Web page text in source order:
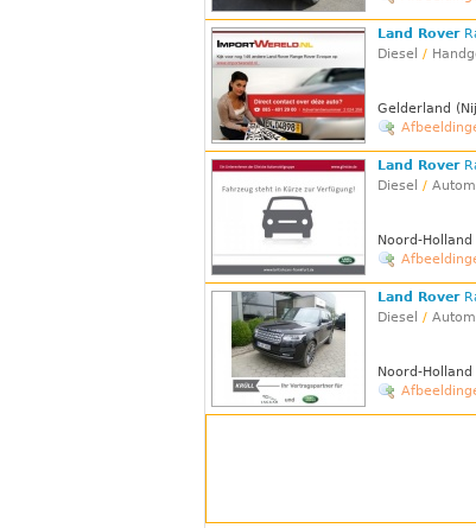
Land Rover
Diesel
/
Gelderland
Land Rover
Diesel
/
Noord-
Land Rover
Diesel
/
Noord-